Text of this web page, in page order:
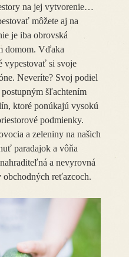
na jej vytvorenie…
môžete aj na
je iba obrovská
domom. Vďaka
vypestovať si svoje
Neveríte? Svoj podiel
šľachtením
ktoré ponúkajú vysokú
podmienky.
a zeleniny na našich
paradajok a vôňa
a nevyrovná
obchodných reťazcoch.